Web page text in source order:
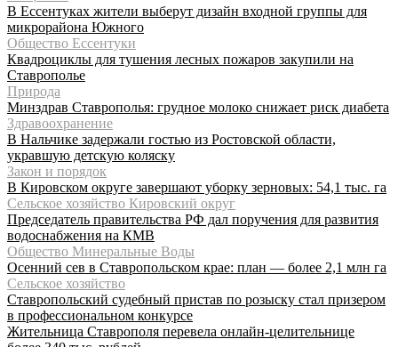
В Ессентуках жители выберут дизайн входной группы для
микрорайона Южного
Общество Ессентуки
Квадроциклы для тушения лесных пожаров закупили на
Ставрополье
Природа
Минздрав Ставрополья: грудное молоко снижает риск диабета
Здравоохранение
В Нальчике задержали гостью из Ростовской области,
укравшую детскую коляску
Закон и порядок
В Кировском округе завершают уборку зерновых: 54,1 тыс. га
Сельское хозяйство Кировский округ
Председатель правительства РФ дал поручения для развития
водоснабжения на КМВ
Общество Минеральные Воды
Осенний сев в Ставропольском крае: план — более 2,1 млн га
Сельское хозяйство
Ставропольский судебный пристав по розыску стал призером
в профессиональном конкурсе
Жительница Ставрополя перевела онлайн-целительнице